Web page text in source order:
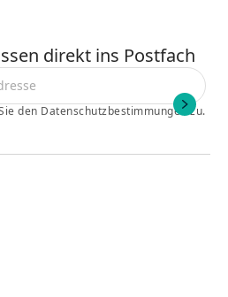
direkt ins Postfach
den Datenschutzbestimmungen zu.